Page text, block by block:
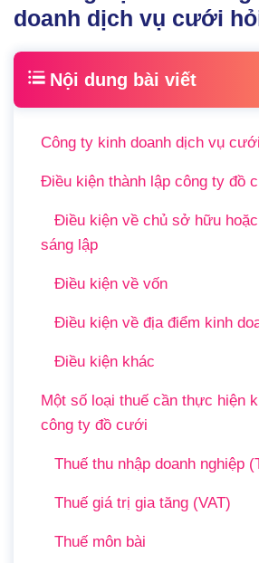
doanh dịch vụ cưới
Nội dung bài viết
Công ty kinh doanh dịch vụ
Điều kiện thành lập công ty đồ
Điều kiện về chủ sở hữu
sáng lập
Điều kiện về vốn
Điều kiện về địa điểm kinh
Điều kiện khác
Một số loại thuế cần thực hiện
công ty đồ cưới
Thuế thu nhập doanh nghiệp
Thuế giá trị gia tăng (VAT)
Thuế môn bài